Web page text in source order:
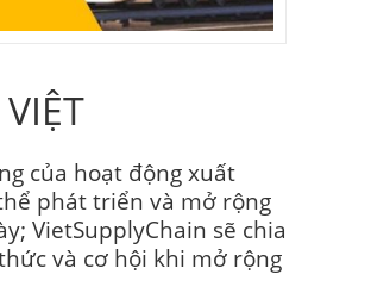
của hoạt động xuất
phát triển và mở rộng
VietSupplyChain sẽ chia
và cơ hội khi mở rộng